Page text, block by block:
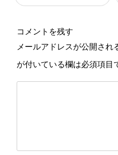
コメントを残す
メールアドレスが公開され
が付いている欄は必須項目